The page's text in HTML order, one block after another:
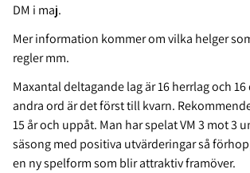
DM i maj.
Mer information kommer om vilka helger
regler mm.
Maxantal deltagande lag är 16 herrlag och
andra ord är det först till kvarn.
15 år och uppåt. Man har spelat VM 3 mot 3
säsong med positiva utvärderingar så
en ny spelform som blir attraktiv framöver.